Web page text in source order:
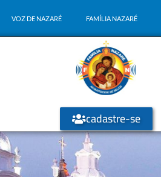
VOZ DE NAZARÉ FAMÍLIA NAZARÉ
cadastre-se